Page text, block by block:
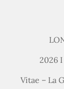
2026
Vitae – La